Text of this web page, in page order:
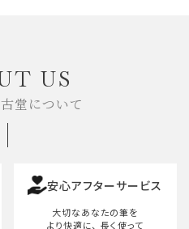
検索する
US
堂について
安心アフターサービス
大切なあなたの筆を
より快適に、 長く使って